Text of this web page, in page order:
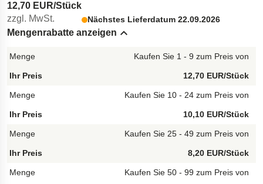
12,70 EUR/Stück
zzgl. MwSt.
Nächstes Lieferdatum 22.09.2026
Mengenrabatte anzeigen
Hide content
Kaufen Sie 1 - 9 zum Preis von
12,70 EUR/Stück
Kaufen Sie 10 - 24 zum Preis von
10,10 EUR/Stück
Kaufen Sie 25 - 49 zum Preis von
8,20 EUR/Stück
Kaufen Sie 50 - 99 zum Preis von